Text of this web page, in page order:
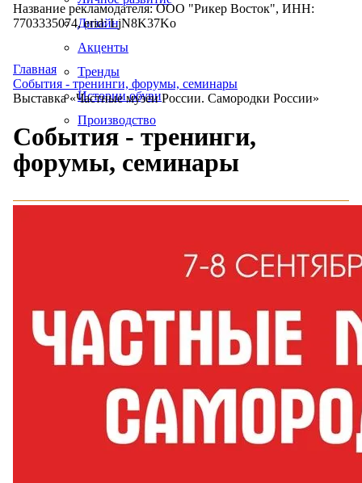
Дизайн
Акценты
Тренды
Истории обуви
Производство
Название рекламодателя: ООО "Рикер Восток", ИНН:
7703335074, erid: LjN8K37Ko
Главная
События - тренинги, форумы, семинары
Выставка «Частные музеи России. Самородки России»
События - тренинги,
форумы, семинары